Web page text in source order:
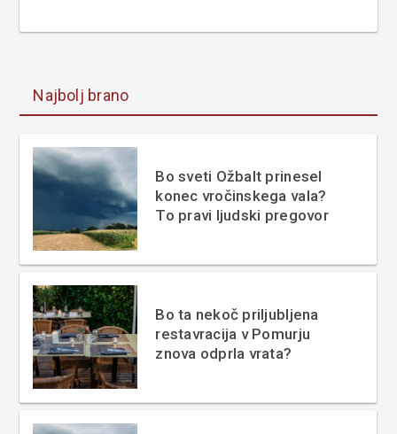
Najbolj brano
Bo sveti Ožbalt prinesel
konec vročinskega vala?
To pravi ljudski pregovor
Bo ta nekoč priljubljena
restavracija v Pomurju
znova odprla vrata?